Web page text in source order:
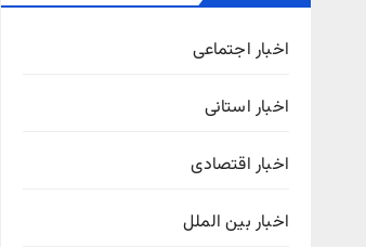
اخبار اجتماعی
اخبار استانی
اخبار اقتصادی
اخبار بین الملل